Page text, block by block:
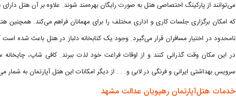
که امکان برگزاری جلسات کاری و اداری مختلف را برای مهمانان فراهم می‌کند. همچنین
نامحدود در اختیار مسافران قرار می‌گیرد. وجود یک کتابخانه دلباز در هتل باعث شده است
در این مکان وقت گذرانی کنند و از اوقات فراغت خود لذت ببرند. کافی شاپ، چایخانه
سرویس بهداشتی ایرانی و فرنگی در لابی و. . . از دیگر امکانات این هتل آپارتمان به شمار
خدمات هتل‌آپارتمان رهپویان عدالت مشهد